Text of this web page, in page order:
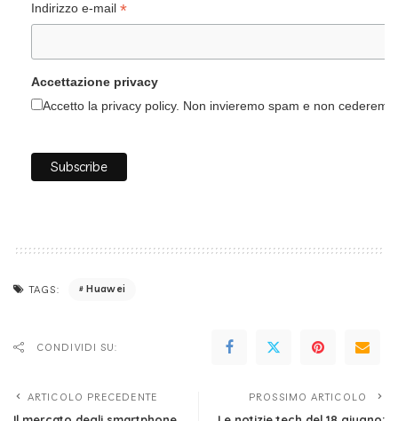
Indirizzo e-mail *
Accettazione privacy
Accetto la privacy policy. Non invieremo spam e non
TAGS: Huawei
CONDIVIDI SU:
ARTICOLO PRECEDENTE PROSSIMO ARTICOLO